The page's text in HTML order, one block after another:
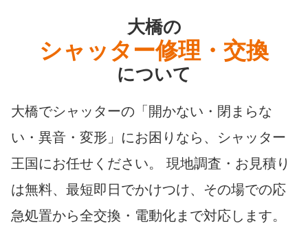
大橋の
シャッター修理・交換
について
大橋でシャッターの「開かない・閉まらな
い・異音・変形」にお困りなら、シャッター
王国にお任せください。 現地調査・お見積り
は無料、最短即日でかけつけ、その場での応
急処置から全交換・電動化まで対応します。